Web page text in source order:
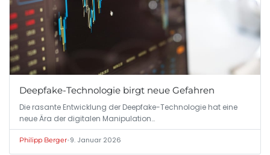
Deepfake-Technologie birgt neue Gefahren
Die rasante Entwicklung der Deepfake-Technologie hat eine
neue Ära der digitalen Manipulation…
Philipp Berger•9. Januar 2026